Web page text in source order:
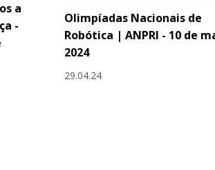
a
-
Olimpíadas Nacionais de
Robótica | ANPRI - 10 de
2024
29.04.24